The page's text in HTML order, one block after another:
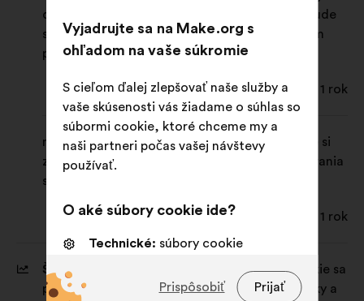
do osobného účtu na Make.org identifikuje. Bude
slúžiť na opätovné prihlásenie prostredníctvom
predvyplnenia vašich prihlasovacích údajov.
Doba trvania: 1 rok
make-cookie-preferences: tento súbor cookie si
zapamätá vaše preferencie týkajúce sa používania
súborov cookie v našej službe.
Doba trvania: 1 rok
Štatistické súbory cookie:
Tieto súbory cookie sa
používajú na analýzu návštevnosti našej stránky a
Vyjadrujte sa na Make.org s
ohľadom na vaše súkromie
S cieľom ďalej zlepšovať naše služby a
vaše skúsenosti vás žiadame o súhlas so
súbormi cookie, ktoré chceme my a
naši partneri počas vašej návštevy
používať.
O aké súbory cookie ide?
Technické: súbory cookie
Prijať
Prispôsobiť